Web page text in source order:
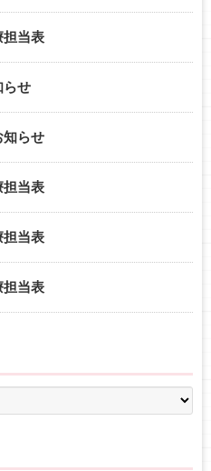
当表
らせ
知らせ
当表
当表
当表